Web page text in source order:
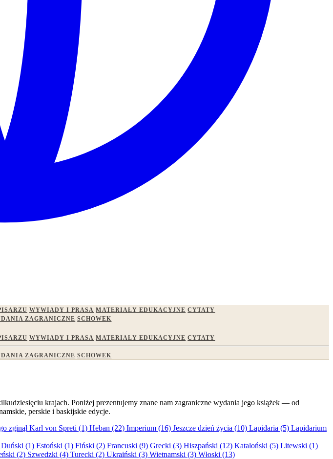
WYWIADY I PRASA MATERIAŁY EDUKACYJNE CYTATY
ZAGRANICZNE SCHOWEK
WYWIADY I PRASA MATERIAŁY EDUKACYJNE CYTATY
ZAGRANICZNE SCHOWEK
krajach. Poniżej prezentujemy znane nam zagraniczne wydania jego książek — od
perskie i baskijskie edycje.
zginął Karl von Spreti (1) Heban (22) Imperium (16) Jeszcze dzień życia (10) Lapidaria (5) Lapidarium
Duński (1) Estoński (1) Fiński (2) Francuski (9) Grecki (3) Hiszpański (12) Kataloński (5) Litewski (1)
(2) Szwedzki (4) Turecki (2) Ukraiński (3) Wietnamski (3) Włoski (13)